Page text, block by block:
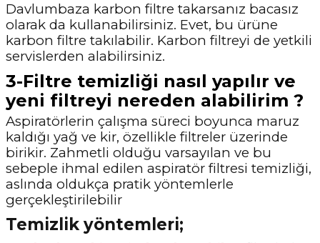
Davlumbaza karbon filtre takarsanız bacasız
olarak da kullanabilirsiniz. Evet, bu ürüne
karbon filtre takılabilir. Karbon filtreyi de yetkili
servislerden alabilirsiniz.
3-Filtre temizliği nasıl yapılır ve
yeni filtreyi nereden alabilirim ?
Aspiratörlerin çalışma süreci boyunca maruz
kaldığı yağ ve kir, özellikle filtreler üzerinde
birikir. Zahmetli olduğu varsayılan ve bu
sebeple ihmal edilen aspiratör filtresi temizliği,
aslında oldukça pratik yöntemlerle
gerçekleştirilebilir
Temizlik yöntemleri;